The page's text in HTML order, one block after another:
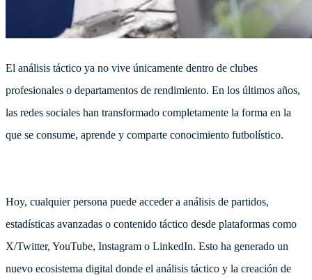
El análisis táctico ya no vive únicamente dentro de clubes
profesionales o departamentos de rendimiento. En los últimos años,
las redes sociales han transformado completamente la forma en la
que se consume, aprende y comparte conocimiento futbolístico.
Hoy, cualquier persona puede acceder a análisis de partidos,
estadísticas avanzadas o contenido táctico desde plataformas como
X/Twitter, YouTube, Instagram o LinkedIn. Esto ha generado un
nuevo ecosistema digital donde el análisis táctico y la creación de